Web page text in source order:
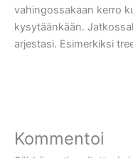
vahingossakaan kerro
kysytäänkään.
arjestasi. Esimerkiksi
Kommentoi